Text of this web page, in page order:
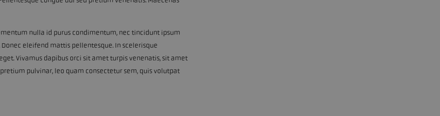
nulla id purus condimentum, nec tincidunt ipsum
eleifend mattis pellentesque. In scelerisque
Vivamus dapibus orci sit amet turpis venenatis, sit amet
pulvinar, leo quam consectetur sem, quis volutpat